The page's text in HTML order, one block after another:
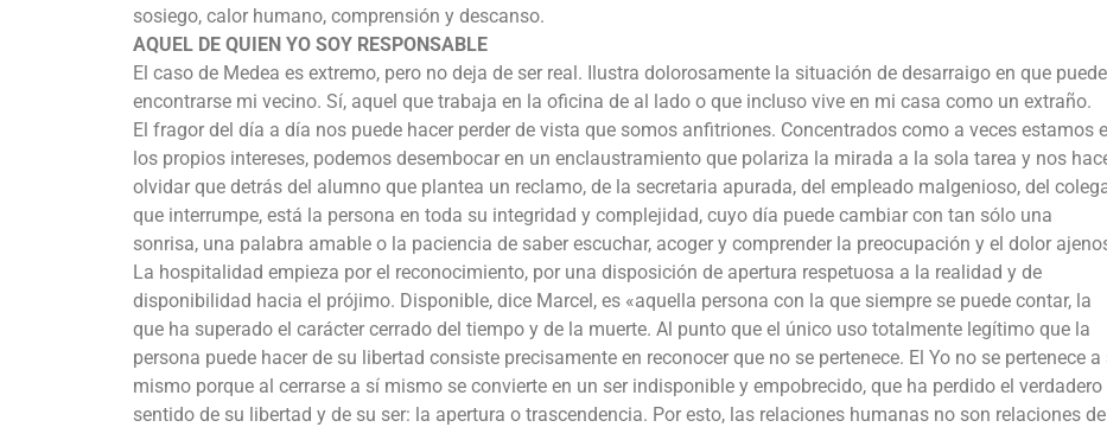
sosiego, calor humano, comprensión y descanso.
AQUEL DE QUIEN YO SOY RESPONSABLE
El caso de Medea es extremo, pero no deja de ser real. Ilustra dolorosamente la situación de desarraigo en que puede
encontrarse mi vecino. Sí, aquel que trabaja en la oficina de al lado o que incluso vive en mi casa como un extraño.
El fragor del día a día nos puede hacer perder de vista que somos anfitriones. Concentrados como a veces estamos
los propios intereses, podemos desembocar en un enclaustramiento que polariza la mirada a la sola tarea y nos
olvidar que detrás del alumno que plantea un reclamo, de la secretaria apurada, del empleado malgenioso, del
que interrumpe, está la persona en toda su integridad y complejidad, cuyo día puede cambiar con tan sólo una
sonrisa, una palabra amable o la paciencia de saber escuchar, acoger y comprender la preocupación y el dolor
La hospitalidad empieza por el reconocimiento, por una disposición de apertura respetuosa a la realidad y de
disponibilidad hacia el prójimo. Disponible, dice Marcel, es «aquella persona con la que siempre se puede contar, la
que ha superado el carácter cerrado del tiempo y de la muerte. Al punto que el único uso totalmente legítimo que la
persona puede hacer de su libertad consiste precisamente en reconocer que no se pertenece. El Yo no se pertenece a
mismo porque al cerrarse a sí mismo se convierte en un ser indisponible y empobrecido, que ha perdido el verdadero
sentido de su libertad y de su ser: la apertura o trascendencia. Por esto, las relaciones humanas no son relaciones de